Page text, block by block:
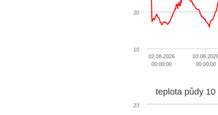
02.08.2026
00:00:00
00:00:00
10
20
teplota půdy 10
23